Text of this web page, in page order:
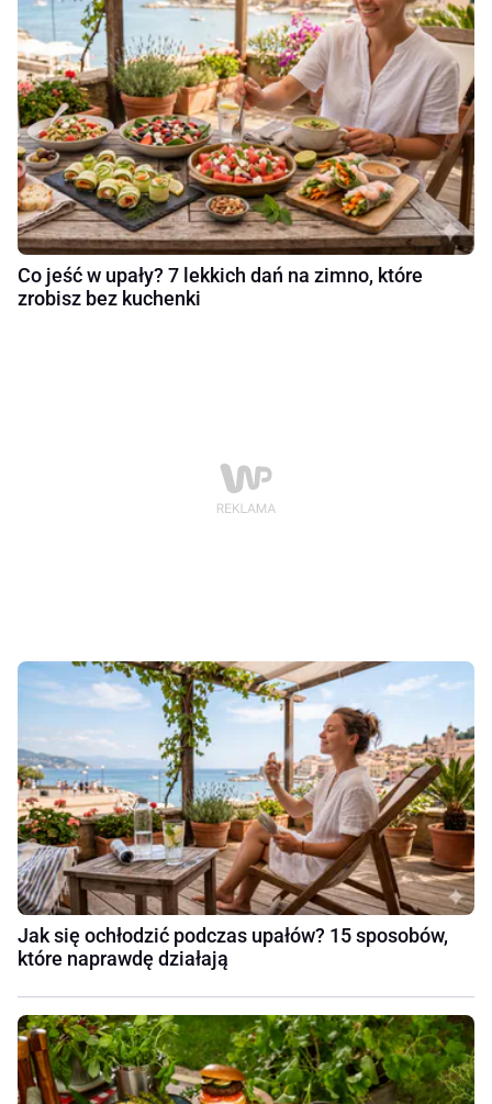
Co jeść w upały? 7 lekkich dań na zimno, które
zrobisz bez kuchenki
Jak się ochłodzić podczas upałów? 15 sposobów,
które naprawdę działają